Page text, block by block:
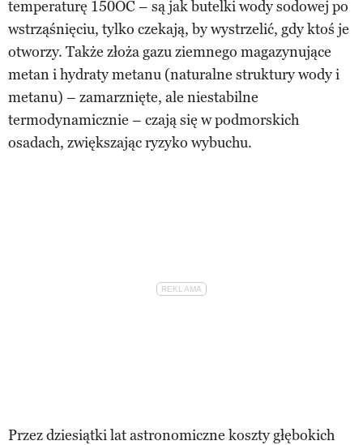
temperaturę 150OC – są jak butelki wody sodowej po
wstrząśnięciu, tylko czekają, by wystrzelić, gdy ktoś je
otworzy. Także złoża gazu ziemnego magazynujące
metan i hydraty metanu (naturalne struktury wody i
metanu) – zamarznięte, ale niestabilne
termodynamicznie – czają się w podmorskich
osadach, zwiększając ryzyko wybuchu.
Przez dziesiątki lat astronomiczne koszty głębokich